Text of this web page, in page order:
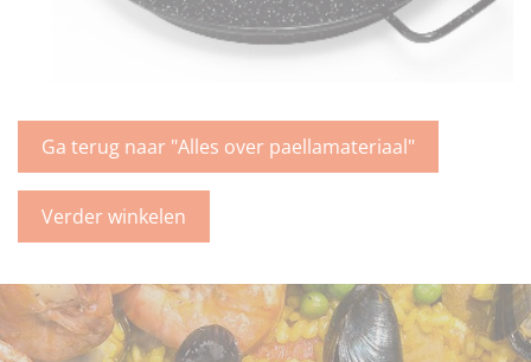
Ga terug naar "Alles over paellamateriaal"
Verder winkelen